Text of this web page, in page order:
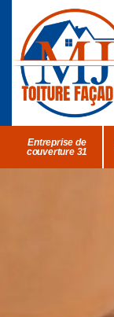
Entreprise de
couverture 31